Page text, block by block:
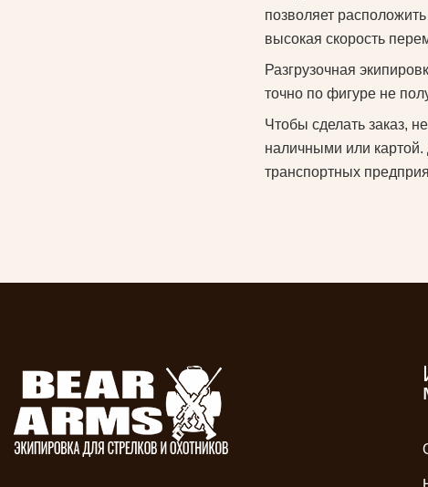
позволяет
высокая скорость
Разгрузочная
точно по фигуре не
Чтобы сделать заказ,
наличными или картой.
транспортных